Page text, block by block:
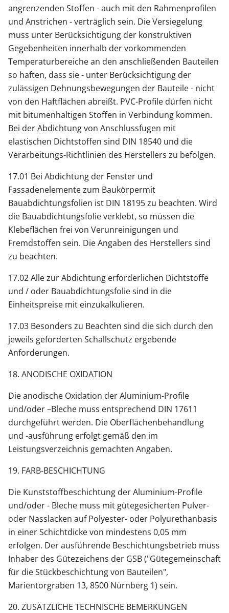
angrenzenden Stoffen - auch mit den Rahmenprofilen
und Anstrichen - verträglich sein. Die Versiegelung
muss unter Berücksichtigung der konstruktiven
Gegebenheiten innerhalb der vorkommenden
Temperaturbereiche an den anschließenden Bauteilen
so haften, dass sie - unter Berücksichtigung der
zulässigen Dehnungsbewegungen der Bauteile - nicht
von den Haftflächen abreißt. PVC-Profile dürfen nicht
mit bitumenhaltigen Stoffen in Verbindung kommen.
Bei der Abdichtung von Anschlussfugen mit
elastischen Dichtstoffen sind DIN 18540 und die
Verarbeitungs-Richtlinien des Herstellers zu befolgen.
17.01 Bei Abdichtung der Fenster und
Fassadenelemente zum Baukörpermit
Bauabdichtungsfolien ist DIN 18195 zu beachten. Wird
die Bauabdichtungsfolie verklebt, so müssen die
Klebeflächen frei von Verunreinigungen und
Fremdstoffen sein. Die Angaben des Herstellers sind
zu beachten.
17.02 Alle zur Abdichtung erforderlichen Dichtstoffe
und / oder Bauabdichtungsfolie sind in die
Einheitspreise mit einzukalkulieren.
17.03 Besonders zu Beachten sind die sich durch den
jeweils geforderten Schallschutz ergebende
Anforderungen.
18. ANODISCHE OXIDATION
Die anodische Oxidation der Aluminium-Profile
und/oder –Bleche muss entsprechend DIN 17611
durchgeführt werden. Die Oberflächenbehandlung
und -ausführung erfolgt gemäß den im
Leistungsverzeichnis gemachten Angaben.
19. FARB-BESCHICHTUNG
Die Kunststoffbeschichtung der Aluminium-Profile
und/oder - Bleche muss mit gütegesicherten Pulver-
oder Nasslacken auf Polyester- oder Polyurethanbasis
in einer Schichtdicke von mindestens 0,05 mm
erfolgen. Der ausführende Beschichtungsbetrieb muss
Inhaber des Gütezeichens der GSB ("Gütegemeinschaft
für die Stückbeschichtung von Bauteilen",
Marientorgraben 13, 8500 Nürnberg 1) sein.
20. ZUSÄTZLICHE TECHNISCHE BEMERKUNGEN